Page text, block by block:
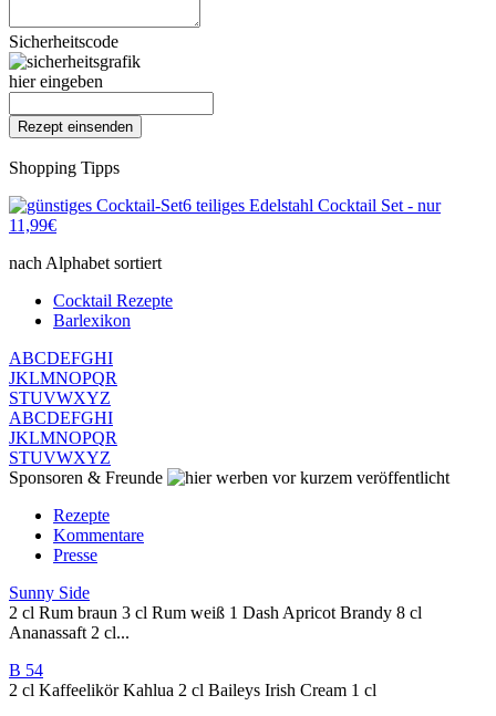
Sicherheitscode
hier eingeben
Shopping Tipps
6 teiliges Edelstahl Cocktail Set - nur
11,99€
nach Alphabet sortiert
Cocktail Rezepte
Barlexikon
ABCDEFGHI
JKLMNOPQR
STUVWXYZ
ABCDEFGHI
JKLMNOPQR
STUVWXYZ
Sponsoren & Freunde
vor kurzem veröffentlicht
Rezepte
Kommentare
Presse
Sunny Side
2 cl Rum braun 3 cl Rum weiß 1 Dash Apricot Brandy 8 cl
Ananassaft 2 cl...
B 54
2 cl Kaffeelikör Kahlua 2 cl Baileys Irish Cream 1 cl